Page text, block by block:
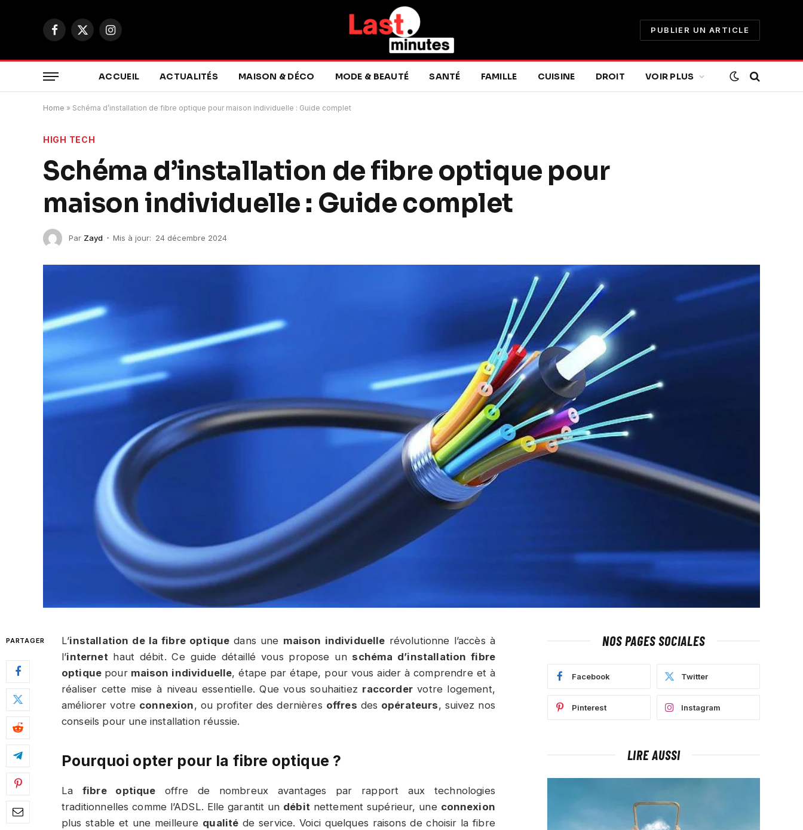
Facebook
X
Instagram
PUBLIER UN ARTICLE
ACCUEIL ACTUALITÉS MAISON & DÉCO MODE & BEAUTÉ SANTÉ FAMILLE CUISINE DROIT VOIR PLUS
Home » Schéma d’installation de fibre optique pour maison individuelle : Guide complet
HIGH TECH
Schéma d’installation de fibre optique pour
maison individuelle : Guide complet
Par Zayd Mis à jour: 24 décembre 2024
PARTAGER L’installation de la fibre optique dans une maison individuelle révolutionne l’accès à
l’internethaut débit. Ce guide détaillé vous propose un schéma d’installation fibre
optique pourmaison individuelle, étape par étape, pour vous aider à comprendre et à
réaliser cette mise à niveau essentielle. Que vous souhaitiez raccordervotre logement,
améliorer votre connexion, ou profiter des dernières offres des opérateurs, suivez nos
conseils pour une installation réussie.
Pourquoi opter pour la fibre optique ?
La fibre optique offre de nombreux avantages par rapport aux technologies
traditionnelles comme l’ADSL. Elle garantit un débitnettement supérieur, une connexion
plus stable et une meilleure qualité de service. Voici quelques raisons de choisir la fibre
NOS PAGES SOCIALES
Facebook Twitter
Pinterest Instagram
LIRE AUSSI